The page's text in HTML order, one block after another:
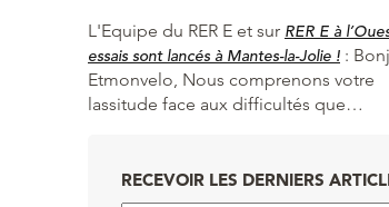
L'Equipe du RER E et sur RER E à
essais sont lancés à Mantes-la-Jolie ! :
Etmonvelo, Nous comprenons votre
lassitude face aux difficultés que…
RECEVOIR LES DERNIERS